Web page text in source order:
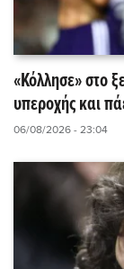
«Κόλλησε» στο
υπεροχής και
06/08/2026 - 23:04